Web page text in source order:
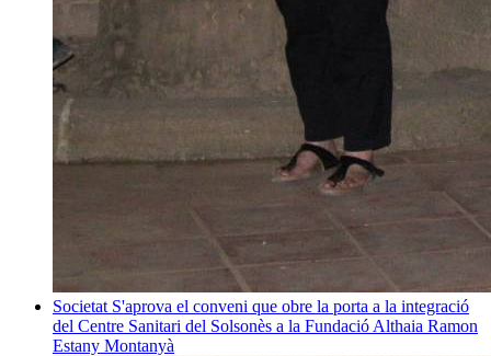
Societat S'aprova el conveni que obre la porta a la integració
del Centre Sanitari del Solsonès a la Fundació Althaia Ramon
Estany Montanyà